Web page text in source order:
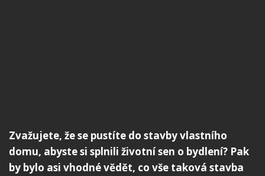
Zvažujete, že se pustíte do stavby vlastního
domu, abyste si splnili životní sen o bydlení? Pak
by bylo asi vhodné vědět, co vše taková stavba